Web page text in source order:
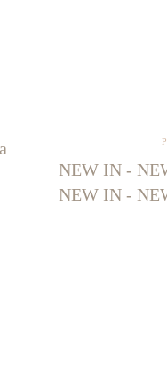
NEW IN -
NEW IN -